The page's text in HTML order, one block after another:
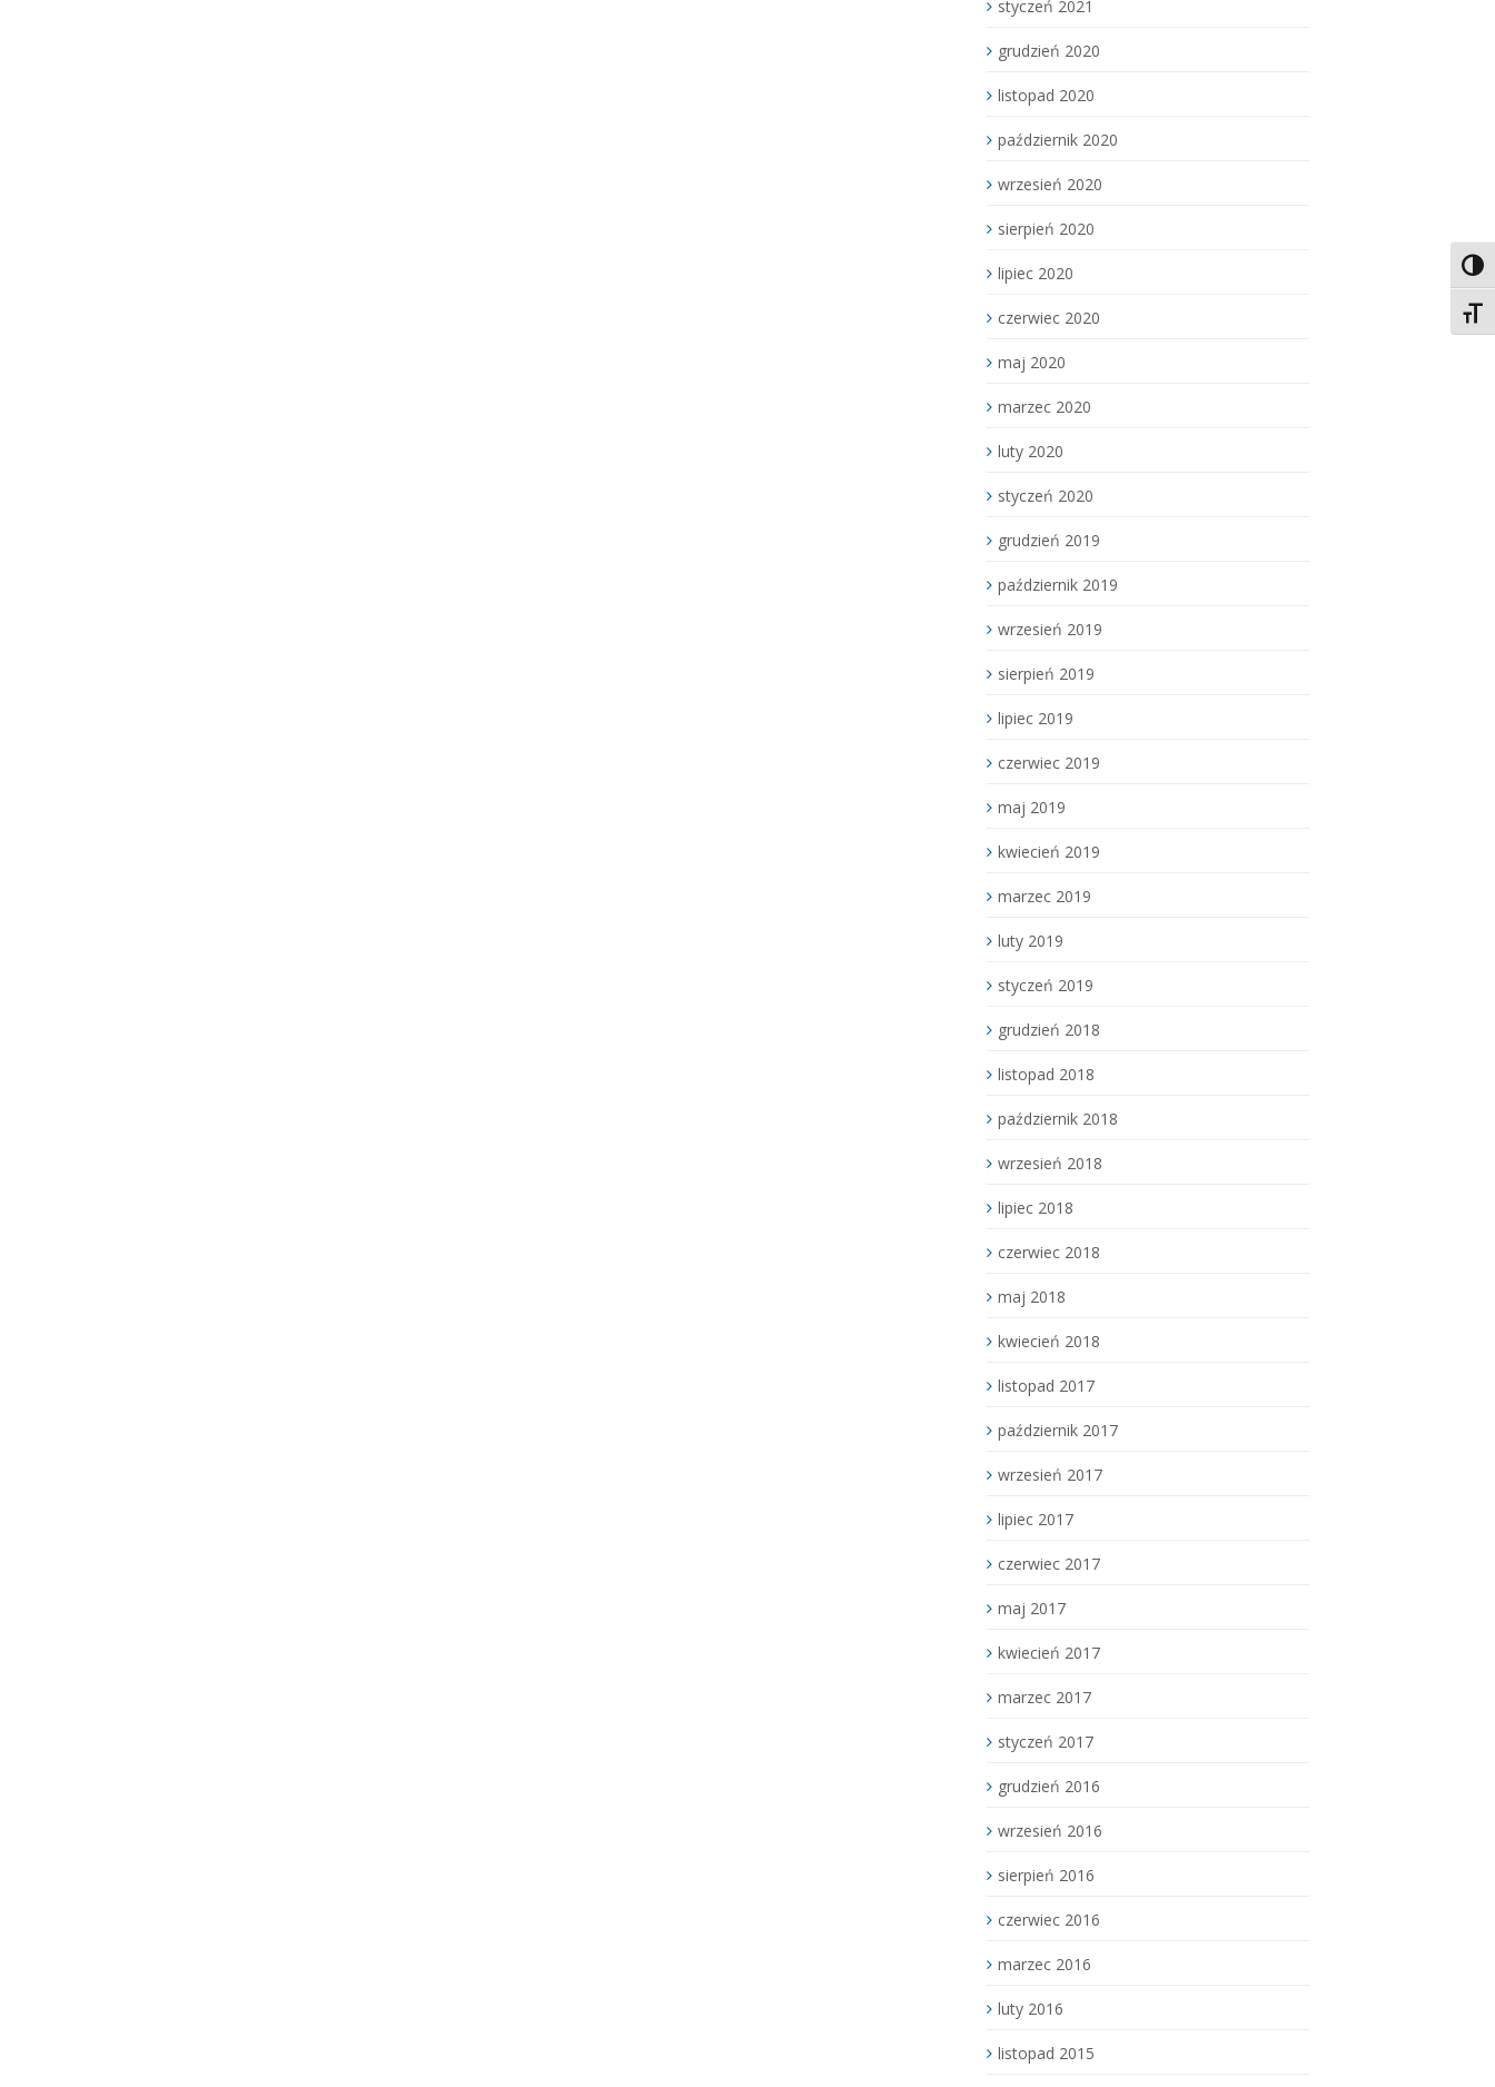
styczeń 2021
grudzień 2020
listopad 2020
październik 2020
wrzesień 2020
sierpień 2020
lipiec 2020
czerwiec 2020
maj 2020
marzec 2020
luty 2020
styczeń 2020
grudzień 2019
październik 2019
wrzesień 2019
sierpień 2019
lipiec 2019
czerwiec 2019
maj 2019
kwiecień 2019
marzec 2019
luty 2019
styczeń 2019
grudzień 2018
listopad 2018
październik 2018
wrzesień 2018
lipiec 2018
czerwiec 2018
maj 2018
kwiecień 2018
listopad 2017
październik 2017
wrzesień 2017
lipiec 2017
czerwiec 2017
maj 2017
kwiecień 2017
marzec 2017
styczeń 2017
grudzień 2016
wrzesień 2016
sierpień 2016
czerwiec 2016
marzec 2016
luty 2016
listopad 2015